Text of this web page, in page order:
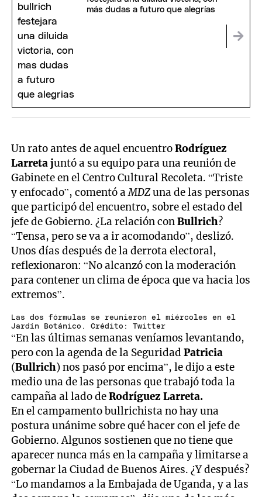
más dudas a futuro que alegrías
Un rato antes de aquel encuentroRodríguez
Larreta juntó a su equipo para una reunión de
Gabinete en el Centro Cultural Recoleta. “Triste
y enfocado”, comentó aMDZuna de las personas
que participó del encuentro, sobre el estado del
jefe de Gobierno. ¿La relación conBullrich?
“Tensa, pero se va a ir acomodando”, deslizó.
Unos días después de la derrota electoral,
reflexionaron: “No alcanzó con la moderación
para contener un clima de época que va hacia los
extremos”.
Las dos fórmulas se reunieron el miércoles en el
Jardín Botánico. Crédito: Twitter
“En las últimas semanas veníamos levantando,
pero con la agenda de la SeguridadPatricia
(Bullrich) nos pasó por encima”, le dijo a este
medio una de las personas que trabajó toda la
campaña al lado deRodríguez Larreta.
En el campamento bullrichista no hay una
postura unánime sobre qué hacer con el jefe de
Gobierno. Algunos sostienen que no tiene que
aparecer nunca más en la campaña y limitarse a
gobernar la Ciudad de Buenos Aires. ¿Y después?
“Lo mandamos a la Embajada de Uganda, y a las